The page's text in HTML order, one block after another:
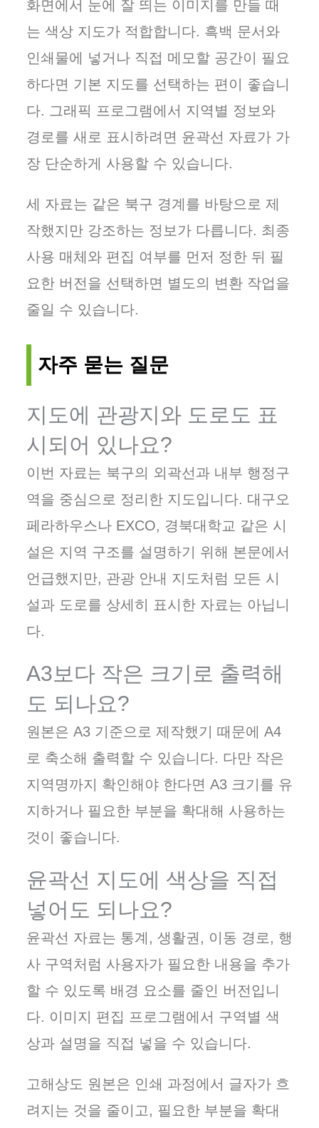
화면에서 눈에 잘 띄는 이미지를 만들 때
는 색상 지도가 적합합니다. 흑백 문서와
인쇄물에 넣거나 직접 메모할 공간이 필요
하다면 기본 지도를 선택하는 편이 좋습니
다. 그래픽 프로그램에서 지역별 정보와
경로를 새로 표시하려면 윤곽선 자료가 가
장 단순하게 사용할 수 있습니다.
세 자료는 같은 북구 경계를 바탕으로 제
작했지만 강조하는 정보가 다릅니다. 최종
사용 매체와 편집 여부를 먼저 정한 뒤 필
요한 버전을 선택하면 별도의 변환 작업을
줄일 수 있습니다.
자주 묻는 질문
지도에 관광지와 도로도 표
시되어 있나요?
이번 자료는 북구의 외곽선과 내부 행정구
역을 중심으로 정리한 지도입니다. 대구오
페라하우스나 EXCO, 경북대학교 같은 시
설은 지역 구조를 설명하기 위해 본문에서
언급했지만, 관광 안내 지도처럼 모든 시
설과 도로를 상세히 표시한 자료는 아닙니
다.
A3보다 작은 크기로 출력해
도 되나요?
원본은 A3 기준으로 제작했기 때문에 A4
로 축소해 출력할 수 있습니다. 다만 작은
지역명까지 확인해야 한다면 A3 크기를 유
지하거나 필요한 부분을 확대해 사용하는
것이 좋습니다.
윤곽선 지도에 색상을 직접
넣어도 되나요?
윤곽선 자료는 통계, 생활권, 이동 경로, 행
사 구역처럼 사용자가 필요한 내용을 추가
할 수 있도록 배경 요소를 줄인 버전입니
다. 이미지 편집 프로그램에서 구역별 색
상과 설명을 직접 넣을 수 있습니다.
고해상도 원본은 인쇄 과정에서 글자가 흐
려지는 것을 줄이고, 필요한 부분을 확대